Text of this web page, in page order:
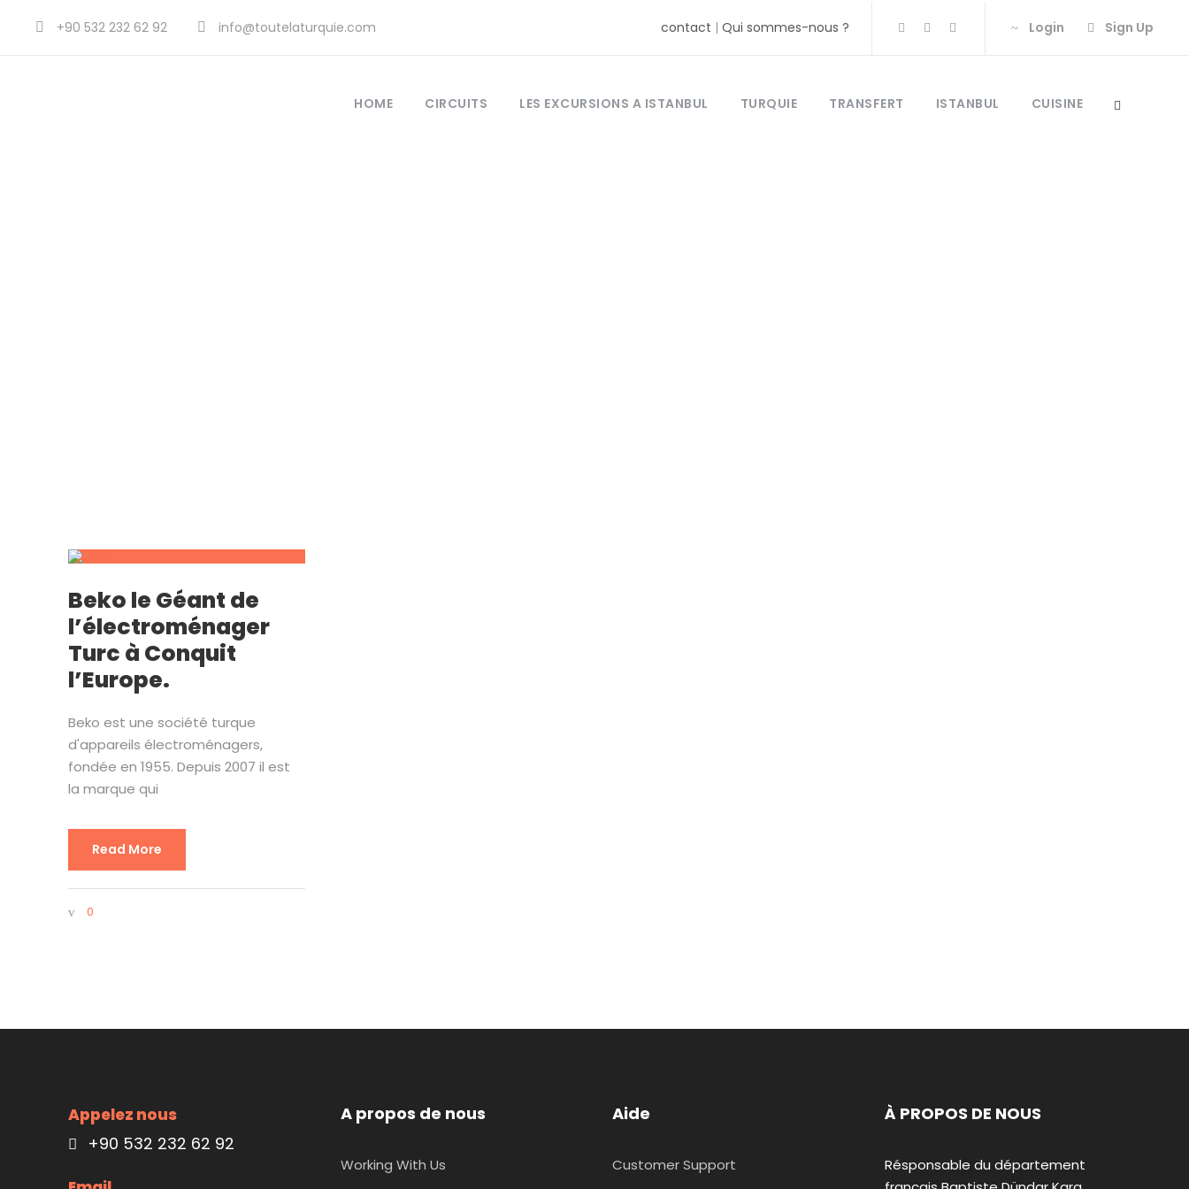
+90 532 232 62 92 info@toutelaturquie.com contact | Qui sommes-nous ? Login Sign Up
HOME CIRCUITS LES EXCURSIONS A ISTANBUL TURQUIE TRANSFERT ISTANBUL CUISINE
Beko le Géant de
l’électroménager
Turc à Conquit
l’Europe.
Beko est une société turque
d'appareils électroménagers,
fondée en 1955. Depuis 2007 il est
la marque qui
Read More
0
Appelez nous
+90 532 232 62 92
A propos de nous
Working With Us
Aide
Customer Support
À PROPOS DE NOUS
Résponsable du département